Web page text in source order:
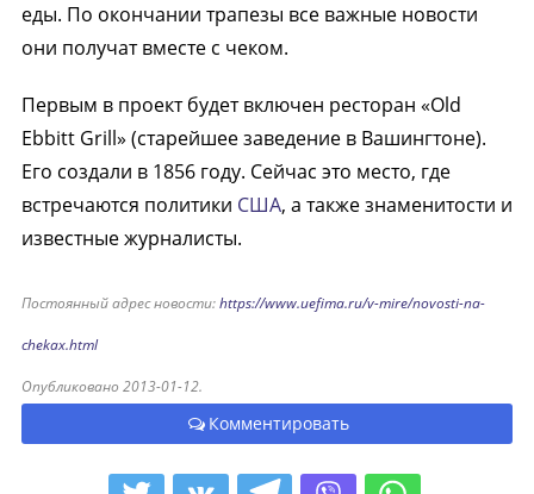
еды. По окончании трапезы все важные новости
они получат вместе с чеком.
Первым в проект будет включен ресторан «Old
Ebbitt Grill» (старейшее заведение в Вашингтоне).
Его создали в 1856 году. Сейчас это место, где
встречаются политики США, а также знаменитости и
известные журналисты.
Постоянный адрес новости:https://www.uefima.ru/v-mire/novosti-na-
chekax.html
Опубликовано 2013-01-12.
Комментировать